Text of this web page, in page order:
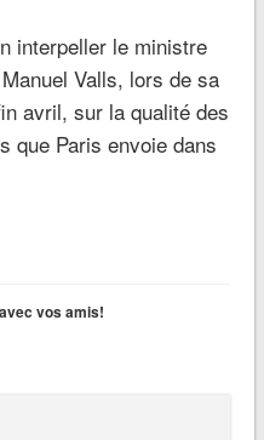
interpeller le ministre
Valls, lors de sa
avril, sur la qualité des
que Paris envoie dans
vos amis!